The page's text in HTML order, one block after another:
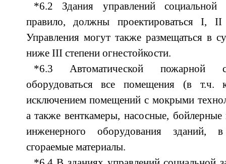
*6.2 Здания управлений социальной
правило, должны проектироваться I, II
Управления могут также размещаться в
ниже III степени огнестойкости.
*6.3 Автоматической пожарной
оборудоваться все помещения (в
исключением помещений с мокрыми
а также венткамеры, насосные,
инженерного оборудования зданий,
сгораемые материалы.